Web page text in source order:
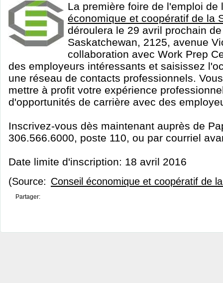
La première foire de l'emploi
économique et coopératif de la
déroulera le 29 avril prochain
Saskatchewan, 2125, avenue
collaboration avec Work Prep
des employeurs intéressants et saisissez
une réseau de contacts professionnels.
mettre à profit votre expérience
d'opportunités de carrière avec des
Inscrivez-vous dès maintenant auprès de
306.566.6000, poste 110, ou par courriel
Date limite d'inscription: 18 avril 2016
(Source: Conseil économique et coopératif de
Partager: